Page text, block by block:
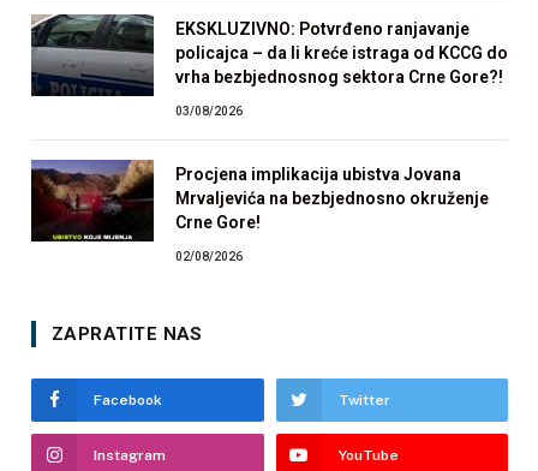
EKSKLUZIVNO: Potvrđeno ranjavanje
policajca – da li kreće istraga od KCCG do
vrha bezbjednosnog sektora Crne Gore?!
03/08/2026
Procjena implikacija ubistva Jovana
Mrvaljevića na bezbjednosno okruženje
Crne Gore!
02/08/2026
ZAPRATITE NAS
Facebook Twitter
Instagram YouTube